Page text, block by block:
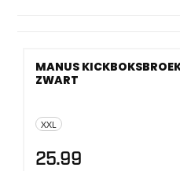
XXL
MANUS
ZWART
25.99